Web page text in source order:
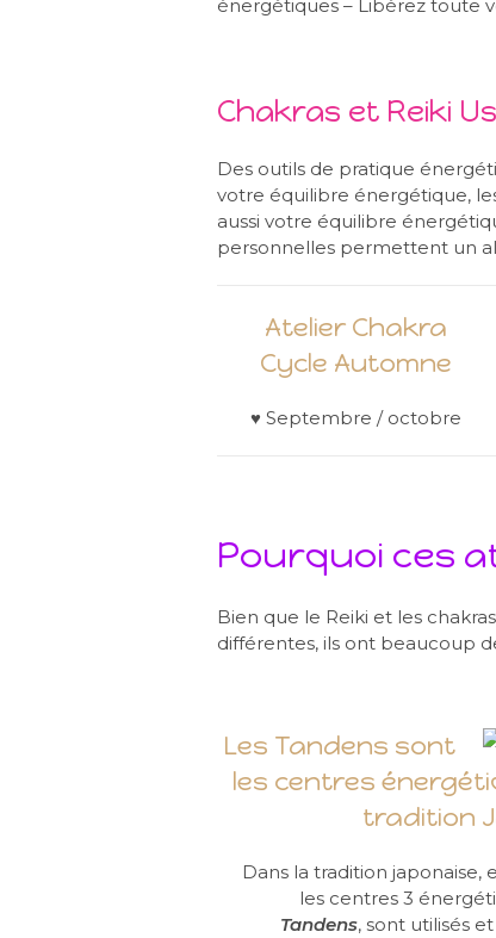
énergétiques – Libérez toute
Chakras et Reiki
Des outils de pratique
votre équilibre énergétique,
aussi votre équilibre
personnelles permettent un
Atelier Chakra
Cycle Automne
♥ Septembre / octobre
Pourquoi ces
Bien que le Reiki et les
différentes, ils ont beaucoup
Les Tandens sont
les centres
tradition
Dans la tradition japonaise,
les centres 3
Tandens, sont utilisés